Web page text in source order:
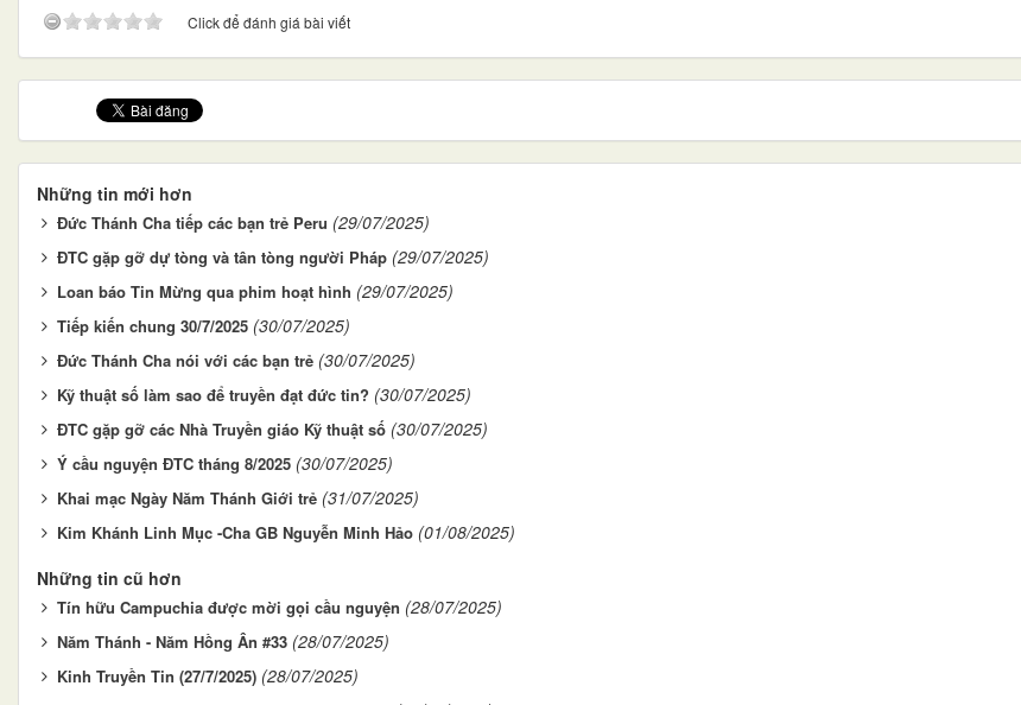
Click để đánh giá bài viết
Những tin mới hơn
Đức Thánh Cha tiếp các bạn trẻ Peru (29/07/2025)
ĐTC gặp gỡ dự tòng và tân tòng người Pháp (29/07/2025)
Loan báo Tin Mừng qua phim hoạt hình (29/07/2025)
Tiếp kiến chung 30/7/2025 (30/07/2025)
Đức Thánh Cha nói với các bạn trẻ (30/07/2025)
Kỹ thuật số làm sao để truyền đạt đức tin? (30/07/2025)
ĐTC gặp gỡ các Nhà Truyền giáo Kỹ thuật số (30/07/2025)
Ý cầu nguyện ĐTC tháng 8/2025 (30/07/2025)
Khai mạc Ngày Năm Thánh Giới trẻ (31/07/2025)
Kim Khánh Linh Mục -Cha GB Nguyễn Minh Hảo (01/08/2025)
Những tin cũ hơn
Tín hữu Campuchia được mời gọi cầu nguyện (28/07/2025)
Năm Thánh - Năm Hồng Ân #33 (28/07/2025)
Kinh Truyền Tin (27/7/2025) (28/07/2025)